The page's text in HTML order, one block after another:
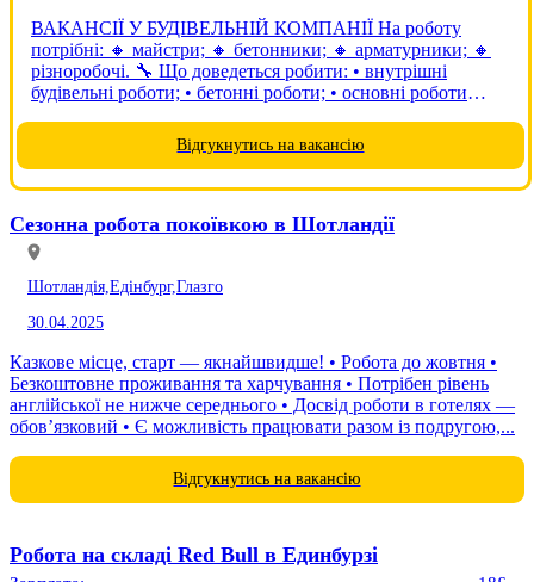
ВАКАНСІЇ У БУДІВЕЛЬНІЙ КОМПАНІЇ На роботу
потрібні: 🔸 майстри; 🔸 бетонники; 🔸 арматурники; 🔸
різноробочі. 🔧 Що доведеться робити: • внутрішні
будівельні роботи; • бетонні роботи; • основні роботи
до 60 років; • досвід...Відгукнутись на вакансію
Сезонна робота покоївкою в Шотландії
Шотландія, Едінбург,Глазго
30.04.2025
Казкове місце, старт — якнайшвидше! • Робота до жовтня •
Безкоштовне проживання та харчування • Потрібен рівень
англійської не нижче середнього • Досвід роботи в готелях —
обов’язковий • Є можливість працювати разом із подругою,...
Відгукнутись на вакансію
Робота на складі Red Bull в Единбурзі